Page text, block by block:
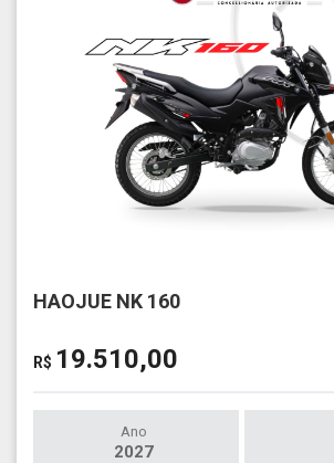
HAOJUE NK 160
R$ 19.510,00
Ano
2027